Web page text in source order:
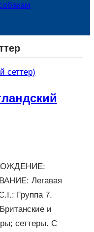
Легавая
Группа 7.
и
сеттеры. С